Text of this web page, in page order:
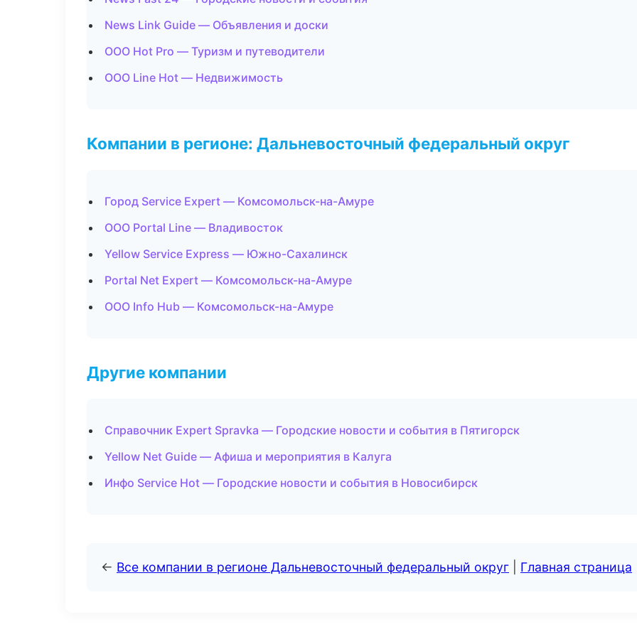
News Link Guide — Объявления и доски
ООО Hot Pro — Туризм и путеводители
ООО Line Hot — Недвижимость
Компании в регионе: Дальневосточный федеральный округ
Город Service Expert — Комсомольск-на-Амуре
ООО Portal Line — Владивосток
Yellow Service Express — Южно-Сахалинск
Portal Net Expert — Комсомольск-на-Амуре
ООО Info Hub — Комсомольск-на-Амуре
Другие компании
Справочник Expert Spravka — Городские новости и события в Пятигорск
Yellow Net Guide — Афиша и мероприятия в Калуга
Инфо Service Hot — Городские новости и события в Новосибирск
← Все компании в регионе Дальневосточный федеральный округ Главная страница